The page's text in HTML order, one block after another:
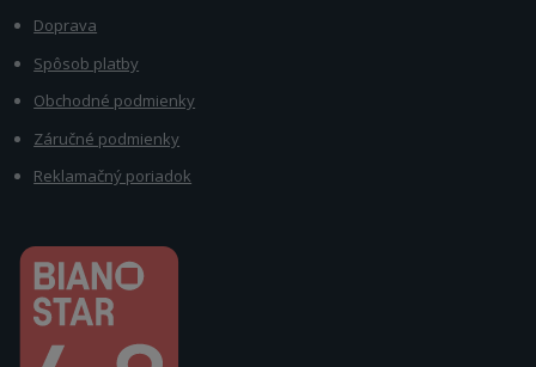
Doprava
Spôsob platby
Obchodné podmienky
Záručné podmienky
Reklamačný poriadok